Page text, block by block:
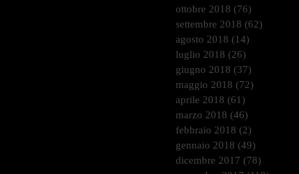
ottobre 2018 (76)
settembre 2018 (62)
agosto 2018 (14)
luglio 2018 (26)
giugno 2018 (37)
maggio 2018 (72)
aprile 2018 (61)
marzo 2018 (46)
febbraio 2018 (2)
gennaio 2018 (49)
dicembre 2017 (78)